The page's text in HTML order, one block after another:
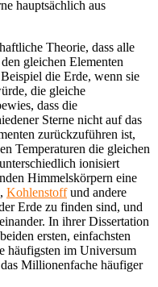
hauptsächlich aus
Theorie, dass alle
gleichen Elementen
die Erde, wenn sie
die gleiche
dass die
Sterne nicht auf das
zurückzuführen ist,
Temperaturen die gleichen
ionisiert
Himmelskörpern eine
, Kohlenstoffund andere
Erde zu finden sind, und
In ihrer Dissertation
ersten, einfachsten
häufigsten im Universum
Millionenfache häufiger